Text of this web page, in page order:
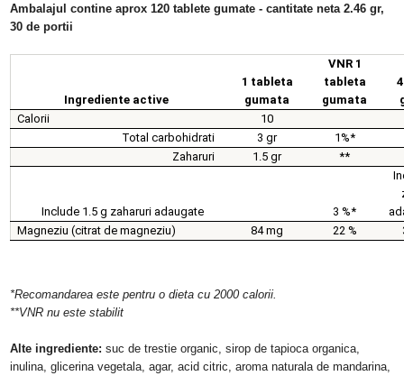
Ambalajul contine aprox 120 tablete gumate - cantitate neta 2.46 gr,
30 de portii
Ingrediente active
1 tableta
gumata
VNR 1
tableta
gumata
Calorii
10
Total carbohidrati
3 gr
1%*
Zaharuri
1.5 gr **
Include 1.5 g zaharuri adaugate 3 %*
Magneziu (citrat de magneziu)
84 mg 22 %
*Recomandarea este pentru o dieta cu 2000 calorii.
**VNR nu este stabilit
Alte ingrediente: suc de trestie organic, sirop de tapioca organica,
inulina, glicerina vegetala, agar, acid citric, aroma naturala de mandarina,